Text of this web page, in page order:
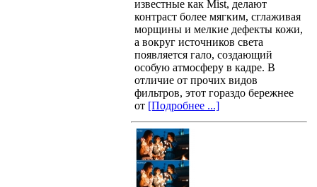
известные как Mist, делают
контраст более мягким, сглаживая
морщины и мелкие дефекты кожи,
а вокруг источников света
появляется гало, создающий
особую атмосферу в кадре. В
отличие от прочих видов
фильтров, этот гораздо бережнее
от [Подробнее ...]